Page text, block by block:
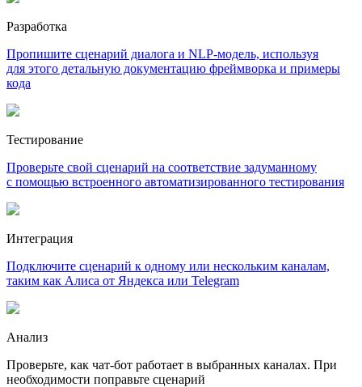
Разработка
Пропишите сценарий диалога и NLP-модель, используя
для этого детальную документацию фреймворка и примеры
кода
Тестирование
Проверьте свой сценарий на соответствие задуманному
с помощью встроенного автоматизированного тестирования
Интеграция
Подключите сценарий к одному или нескольким каналам,
таким как Алиса от Яндекса или Telegram
Анализ
Проверьте, как чат-бот работает в выбранных каналах. При
необходимости поправьте сценарий